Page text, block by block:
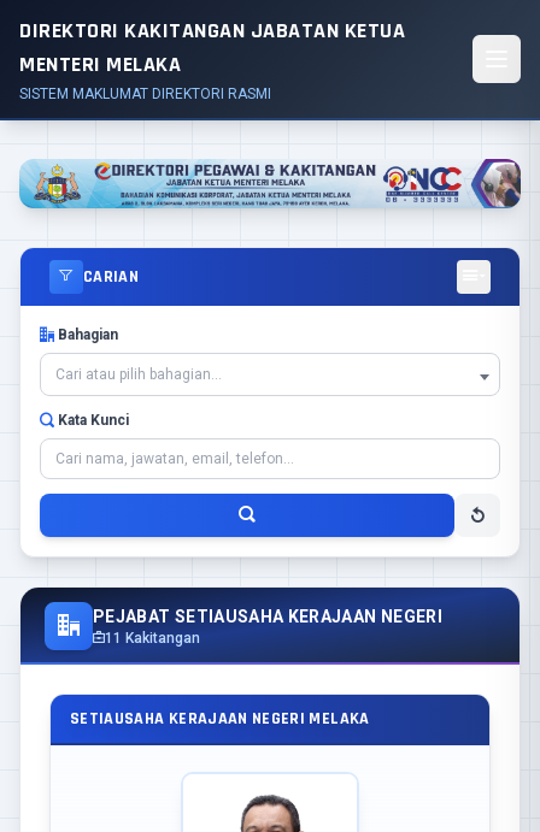
DIREKTORI KAKITANGAN JABATAN KETUA
MENTERI MELAKA
SISTEM MAKLUMAT DIREKTORI RASMI
CARIAN
Bahagian
Cari atau pilih bahagian...
Kata Kunci
PEJABAT SETIAUSAHA KERAJAAN NEGERI
11 Kakitangan
SETIAUSAHA KERAJAAN NEGERI MELAKA